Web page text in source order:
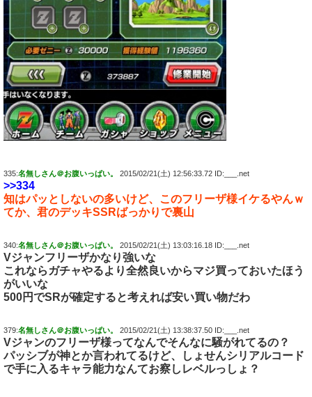
335:名無しさん＠お腹いっぱい。 2015/02/21(土) 12:56:33.72 ID:___.net
>>334
知はパッとしないの多いけど、このフリーザ様イケるやんｗ
てか、君のデッキSSRばっかりで裏山
340:名無しさん＠お腹いっぱい。 2015/02/21(土) 13:03:16.18 ID:___.net
Vジャンフリーザかなり強いな
これならガチャやるより全然良いからマジ買っておいたほう
がいいな
500円でSRが確定すると考えれば安い買い物だわ
379:名無しさん＠お腹いっぱい。 2015/02/21(土) 13:38:37.50 ID:___.net
Vジャンのフリーザ様ってなんでそんなに騒がれてるの？
パッシブが神とか言われてるけど、しょせんシリアルコード
で手に入るキャラ能力なんてお察しレベルっしょ？